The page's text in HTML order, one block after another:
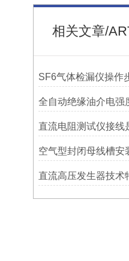
相关文章/
直流高压发生器技术